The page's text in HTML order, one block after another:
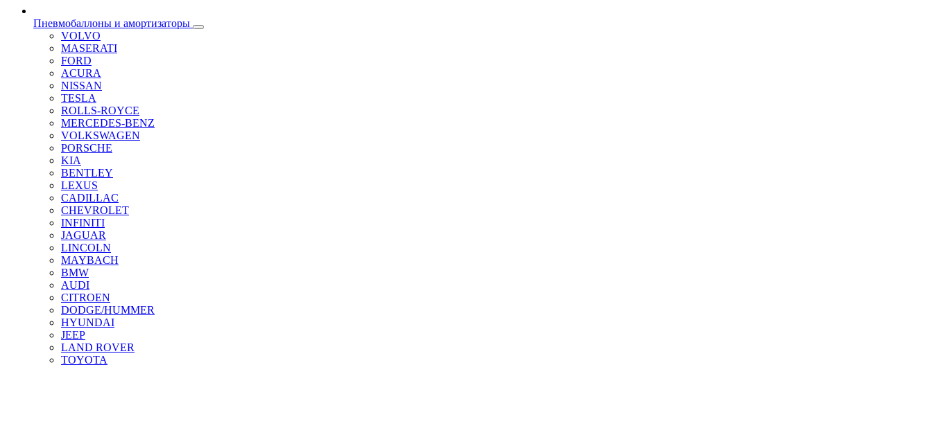
Пневмобаллоны и амортизаторы
VOLVO
MASERATI
FORD
ACURA
NISSAN
TESLA
ROLLS-ROYCE
MERCEDES-BENZ
VOLKSWAGEN
PORSCHE
KIA
BENTLEY
LEXUS
CADILLAC
CHEVROLET
INFINITI
JAGUAR
LINCOLN
MAYBACH
BMW
AUDI
CITROEN
DODGE/HUMMER
HYUNDAI
JEEP
LAND ROVER
TOYOTA